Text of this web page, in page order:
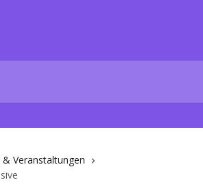
& Veranstaltungen